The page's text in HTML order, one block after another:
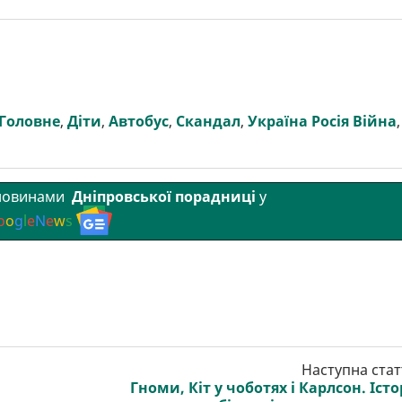
Головне, Діти, Автобус, Скандал, Україна Росія Війна,
Дніпровської порадниці у
ogleNews
Наступна
Гноми, Кіт у чоботях і Карлсон.